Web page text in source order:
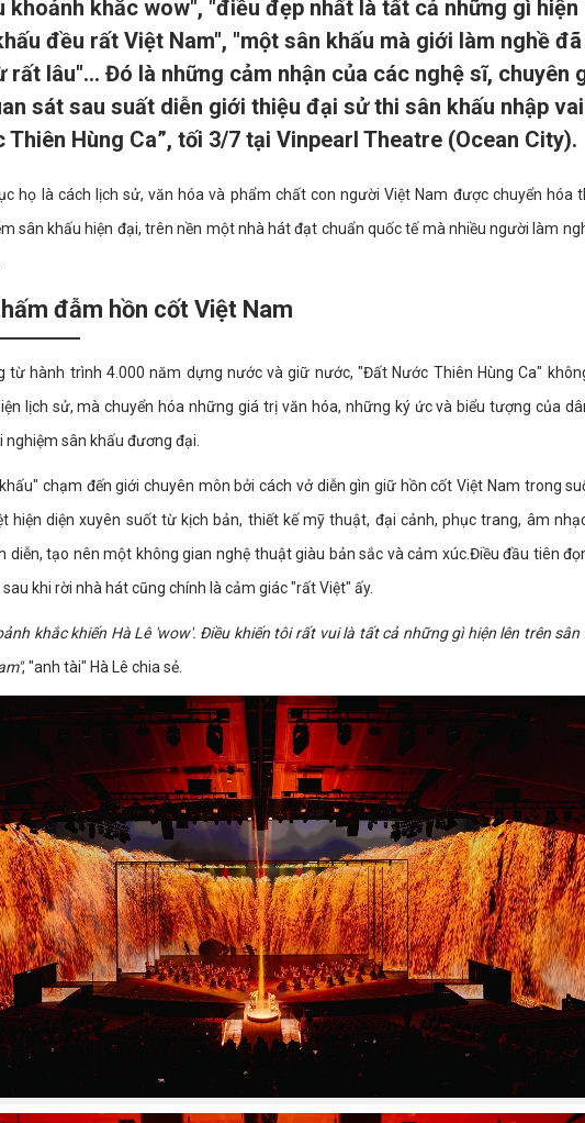
khoảnh khắc wow", "điều đẹp nhất là tất cả những gì hiện
đều rất Việt Nam", "một sân khấu mà giới làm nghề đã
rất lâu"… Đó là những cảm nhận của các nghệ sĩ, chuyên
sát sau suất diễn giới thiệu đại sử thi sân khấu nhập vai
Thiên Hùng Ca”, tối 3/7 tại Vinpearl Theatre (Ocean City).
họ là cách lịch sử, văn hóa và phẩm chất con người Việt Nam được chuyển hóa
sân khấu hiện đại, trên nền một nhà hát đạt chuẩn quốc tế mà nhiều người làm
đẫm hồn cốt Việt Nam
từ hành trình 4.000 năm dựng nước và giữ nước, "Đất Nước Thiên Hùng Ca"
lịch sử, mà chuyển hóa những giá trị văn hóa, những ký ức và biểu tượng của
sân khấu đương đại.
chạm đến giới chuyên môn bởi cách vở diễn gìn giữ hồn cốt Việt Nam trong
hiện diện xuyên suốt từ kịch bản, thiết kế mỹ thuật, đại cảnh, phục trang, âm
diễn, tạo nên một không gian nghệ thuật giàu bản sắc và cảm xúc.Điều đầu tiên
sau khi rời nhà hát cũng chính là cảm giác "rất Việt" ấy.
khắc khiến Hà Lê 'wow'. Điều khiến tôi rất vui là tất cả những gì hiện lên trên sân
, "anh tài" Hà Lê chia sẻ.